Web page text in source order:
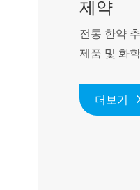
제약
전통 한약
제품 및 화
더보기